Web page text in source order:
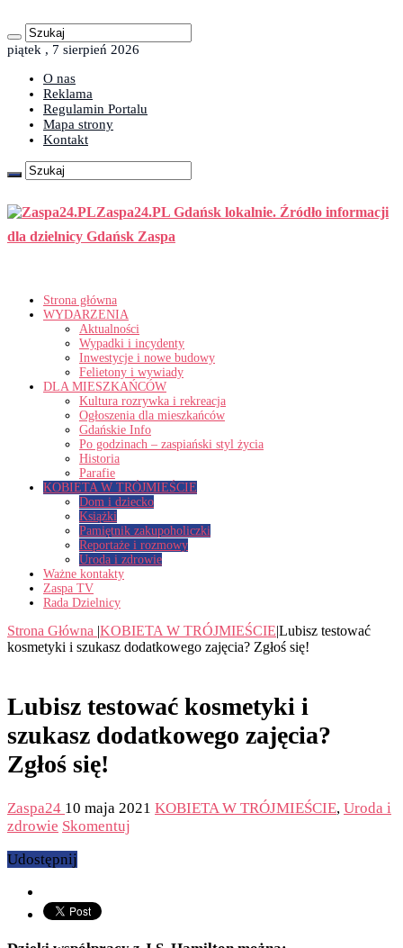
piątek , 7 sierpień 2026
O nas
Reklama
Regulamin Portalu
Mapa strony
Kontakt
Zaspa24.PL Gdańsk lokalnie. Źródło informacji
dla dzielnicy Gdańsk Zaspa
Strona główna
WYDARZENIA
Aktualności
Wypadki i incydenty
Inwestycje i nowe budowy
Felietony i wywiady
DLA MIESZKAŃCÓW
Kultura rozrywka i rekreacja
Ogłoszenia dla mieszkańców
Gdańskie Info
Po godzinach – zaspiański styl życia
Historia
Parafie
KOBIETA W TRÓJMIEŚCIE
Dom i dziecko
Książki
Pamiętnik zakupoholiczki
Reportaże i rozmowy
Uroda i zdrowie
Ważne kontakty
Zaspa TV
Rada Dzielnicy
Strona Główna |KOBIETA W TRÓJMIEŚCIE|Lubisz testować
kosmetyki i szukasz dodatkowego zajęcia? Zgłoś się!
Lubisz testować kosmetyki i
szukasz dodatkowego zajęcia?
Zgłoś się!
Zaspa24 10 maja 2021 KOBIETA W TRÓJMIEŚCIE, Uroda i
zdrowie Skomentuj
Udostępnij